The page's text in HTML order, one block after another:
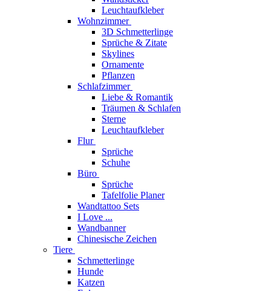
Leuchtaufkleber
Wohnzimmer
3D Schmetterlinge
Sprüche & Zitate
Skylines
Ornamente
Pflanzen
Schlafzimmer
Liebe & Romantik
Träumen & Schlafen
Sterne
Leuchtaufkleber
Flur
Sprüche
Schuhe
Büro
Sprüche
Tafelfolie Planer
Wandtattoo Sets
I Love ...
Wandbanner
Chinesische Zeichen
Tiere
Schmetterlinge
Hunde
Katzen